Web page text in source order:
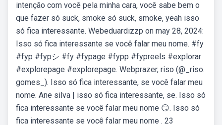
intenção com você pela minha cara, você sabe bem o
que fazer só suck, smoke só suck, smoke, yeah isso
só fica interessante. Webeduardizzp on may 28, 2024:
Isso só fica interessante se você falar meu nome. #fy
#fyp #fypシ #fy #fypage #fypp #fypreels #explorar
#explorepage #explorepage. Webprazer, riso (@_riso.
gomes_). Isso só fica interessante, se você falar meu
nome. Ane silva | isso só fica interessante, se. Isso só
fica interessante se você falar meu nome 😏. Isso só
fica interessante se você falar meu nome . 23